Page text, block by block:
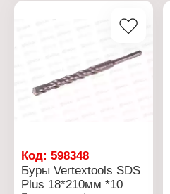
износостойким припоем
что гарантирует высокий
Характеристики:
Бренд: Vertextools
Артикул: 999-14-410
Тип хвостовика: SDS-
plus
Диаметр, мм: 14
Длина, мм: 410
Код: 598348
Буры Vertextools SDS
Plus 18*210мм *10